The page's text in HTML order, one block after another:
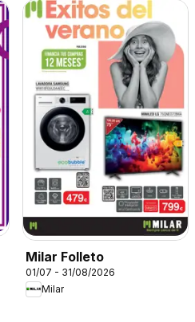
Milar Folleto
01/07 - 31/08/2026
Milar